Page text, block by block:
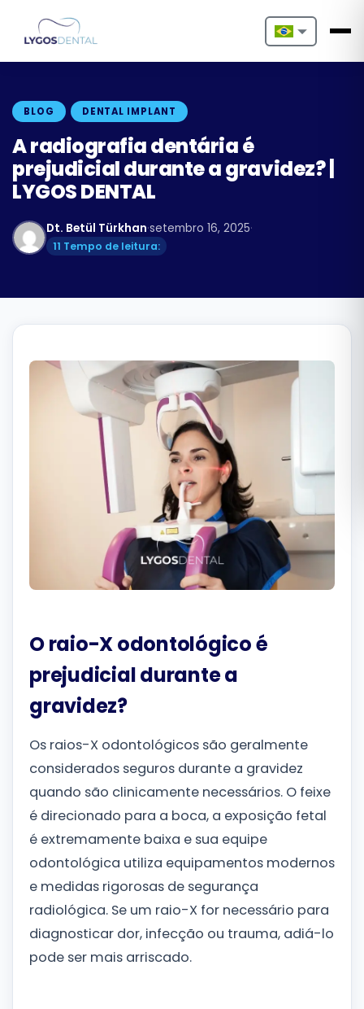
Nederlands
Deutsch
Italiano
Български
BLOG DENTAL IMPLANT
A radiografia dentária é
prejudicial durante a gravidez? |
LYGOS DENTAL
Dt. Betül Türkhan·setembro 16, 2025·
11 Tempo de leitura:
O raio-X odontológico é
prejudicial durante a
gravidez?
Os raios-X odontológicos são geralmente
considerados seguros durante a gravidez
quando são clinicamente necessários. O feixe
é direcionado para a boca, a exposição fetal
é extremamente baixa e sua equipe
odontológica utiliza equipamentos modernos
e medidas rigorosas de segurança
radiológica. Se um raio-X for necessário para
diagnosticar dor, infecção ou trauma, adiá-lo
pode ser mais arriscado.